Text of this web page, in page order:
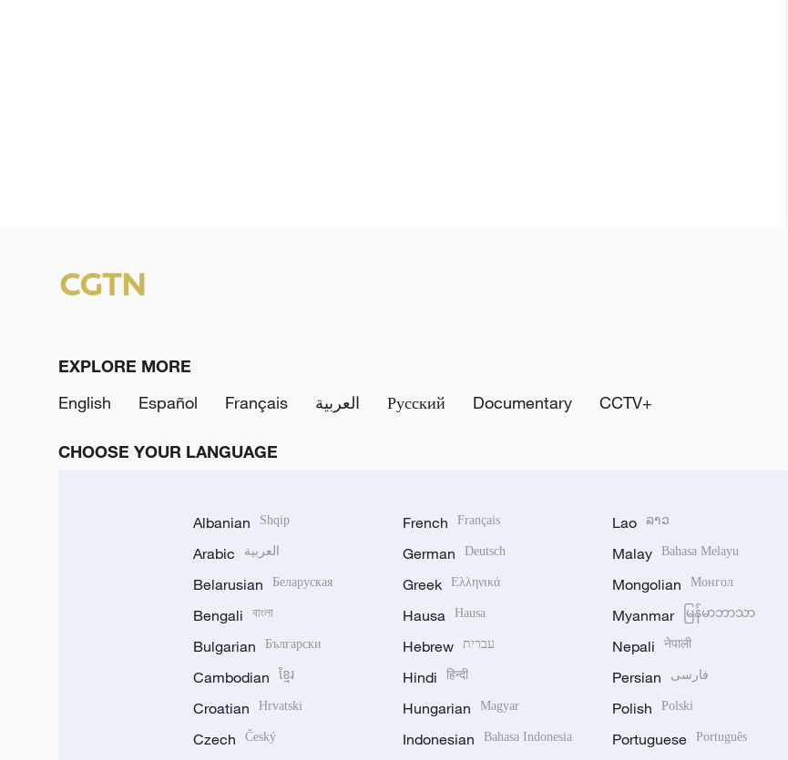
EXPLORE MORE
English
Español Français العربية Русский Documentary CCTV+
CHOOSE YOUR LANGUAGE
Albanian Shqip
Arabic العربية
Belarusian Беларуская
Bengali বাংলা
Bulgarian Български
Cambodian ខ្មែរ
Croatian Hrvatski
Czech Český
French Français
German Deutsch
Greek Ελληνικά
Hausa Hausa
Hebrew עברית
Hindi हिन्दी
Hungarian Magyar
Indonesian Bahasa Indonesia
Lao ລາວ
Malay Bahasa Melayu
Mongolian Монгол
Myanmar မြန်မာဘာသာ
Nepali नेपाली
Persian فارسی
Polish Polski
Portuguese Português